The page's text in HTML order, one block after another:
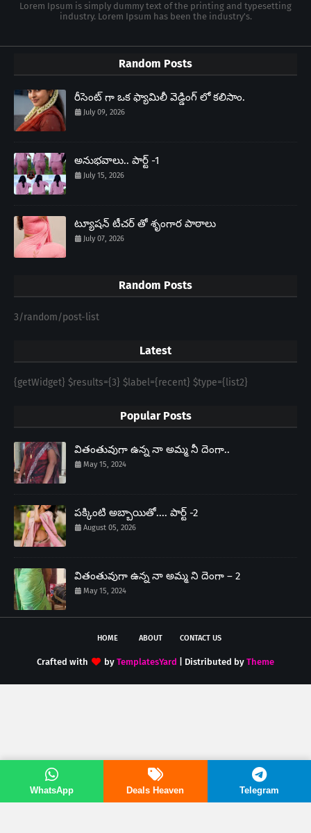
Lorem Ipsum is simply dummy text of the printing and typesetting
industry. Lorem Ipsum has been the industry's.
Random Posts
రీసెంట్ గా ఒక ఫ్యామిలీ వెడ్డింగ్ లో కలిసాం.
July 09, 2026
అనుభవాలు.. పార్ట్ -1
July 15, 2026
ట్యూషన్ టీచర్ తో శృంగార పాఠాలు
July 07, 2026
Random Posts
3/random/post-list
Latest
{getWidget} $results={3} $label={recent} $type={list2}
Popular Posts
వితంతువుగా ఉన్న నా అమ్మ నీ దెంగా..
May 15, 2024
పక్కింటి అబ్బాయితో.... పార్ట్ -2
August 05, 2026
వితంతువుగా ఉన్న నా అమ్మ ని దెంగా – 2
May 15, 2024
HOME ABOUT CONTACT US
Crafted with by TemplatesYard | Distributed by Theme
WhatsApp Deals Heaven Telegram